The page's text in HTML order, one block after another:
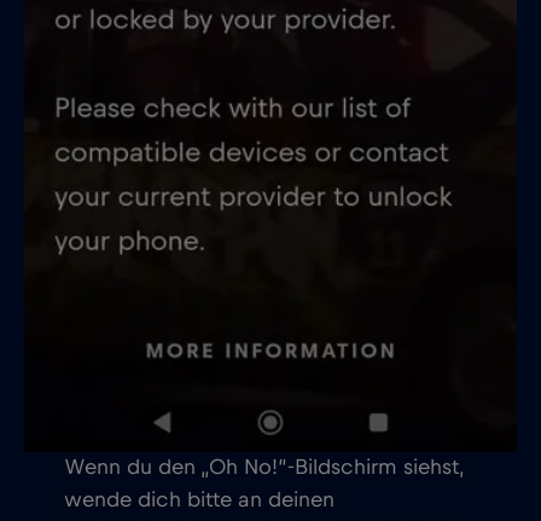
Wenn du den „Oh No!“-Bildschirm siehst,
wende dich bitte an deinen